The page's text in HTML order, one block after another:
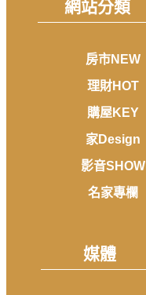
網站分類
房市NEW
理財HOT
購屋KEY
家Design
影音SHOW
名家專欄
媒體